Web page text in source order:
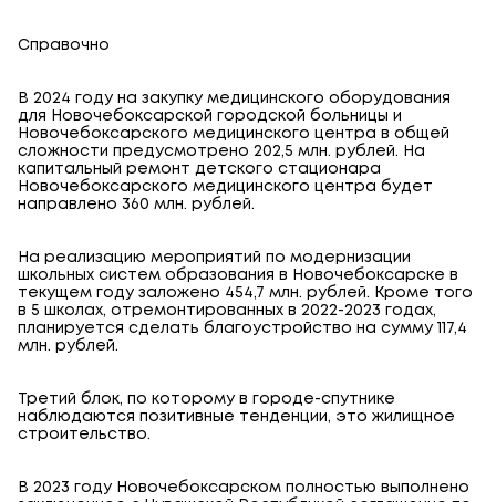
Справочно
В 2024 году на закупку медицинского оборудования
для Новочебоксарской городской больницы и
Новочебоксарского медицинского центра в общей
сложности предусмотрено 202,5 млн. рублей. На
капитальный ремонт детского стационара
Новочебоксарского медицинского центра будет
направлено 360 млн. рублей.
На реализацию мероприятий по модернизации
школьных систем образования в Новочебоксарске в
текущем году заложено 454,7 млн. рублей. Кроме того
в 5 школах, отремонтированных в 2022-2023 годах,
планируется сделать благоустройство на сумму 117,4
млн. рублей.
Третий блок, по которому в городе-спутнике
наблюдаются позитивные тенденции, это жилищное
строительство.
В 2023 году Новочебоксарском полностью выполнено